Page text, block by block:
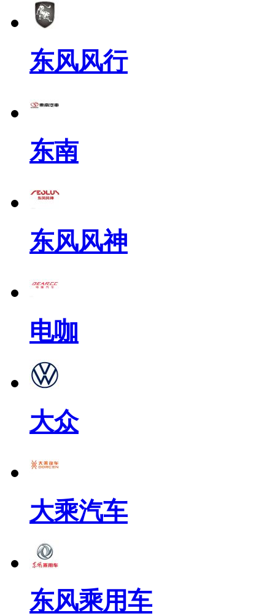
东风风行
东南
东风风神
电咖
大众
大乘汽车
东风乘用车